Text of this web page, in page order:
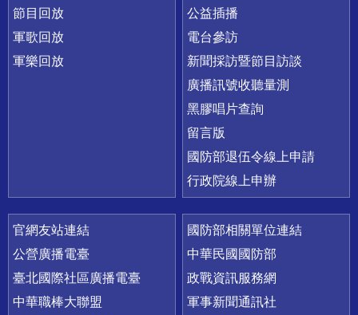
節目回放
軍歌回放
軍樂回放
公益插播
電台參訪
新聞採訪暨節目訪談
廣播訊號收聽量測
黑膠唱片查詢
留言版
國防部退伍令線上申請
行政院線上申辦
官網友站連結
公營廣播電臺
臺北國際社區廣播電臺
中華職棒大聯盟
國防部相關單位連結
中華民國國防部
政戰資訊服務網
軍事新聞通訊社